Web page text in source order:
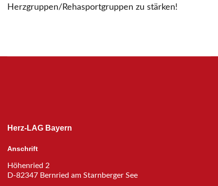
Herzgruppen/Rehasportgruppen zu stärken!
Herz-LAG Bayern
Anschrift
Höhenried 2
D-82347 Bernried am Starnberger See